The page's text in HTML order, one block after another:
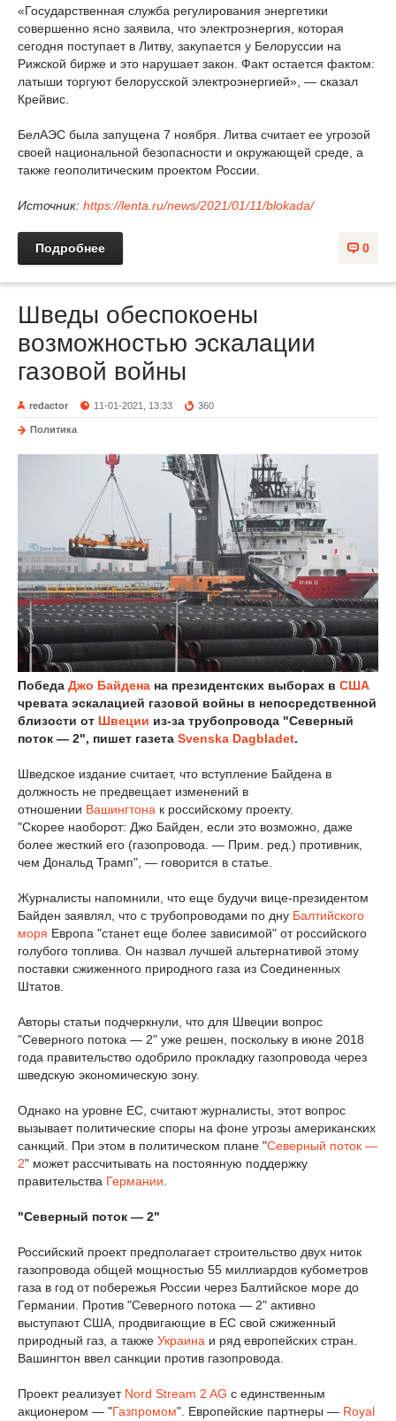
«Государственная служба регулирования энергетики
совершенно ясно заявила, что электроэнергия, которая
сегодня поступает в Литву, закупается у Белоруссии на
Рижской бирже и это нарушает закон. Факт остается фактом:
латыши торгуют белорусской электроэнергией», — сказал
Крейвис.
БелАЭС была запущена 7 ноября. Литва считает ее угрозой
своей национальной безопасности и окружающей среде, а
также геополитическим проектом России.
Источник: https://lenta.ru/news/2021/01/11/blokada/
0
Подробнее
Шведы обеспокоены
возможностью эскалации
газовой войны
redactor 11-01-2021, 13:33 360
Политика
Победа Джо Байдена на президентских выборах в США
чревата эскалацией газовой войны в непосредственной
близости от Швеции из-за трубопровода "Северный
поток — 2", пишет газета Svenska Dagbladet.
Шведское издание считает, что вступление Байдена в
должность не предвещает изменений в
отношении Вашингтона к российскому проекту.
"Скорее наоборот: Джо Байден, если это возможно, даже
более жесткий его (газопровода. — Прим. ред.) противник,
чем Дональд Трамп", — говорится в статье.
Журналисты напомнили, что еще будучи вице-президентом
Байден заявлял, что с трубопроводами по дну Балтийского
моря Европа "станет еще более зависимой" от российского
голубого топлива. Он назвал лучшей альтернативой этому
поставки сжиженного природного газа из Соединенных
Штатов.
Авторы статьи подчеркнули, что для Швеции вопрос
"Северного потока — 2" уже решен, поскольку в июне 2018
года правительство одобрило прокладку газопровода через
шведскую экономическую зону.
Однако на уровне ЕС, считают журналисты, этот вопрос
вызывает политические споры на фоне угрозы американских
санкций. При этом в политическом плане "Северный поток —
2" может рассчитывать на постоянную поддержку
правительства Германии
"Северный поток — 2"
Российский проект предполагает строительство двух ниток
газопровода общей мощностью 55 миллиардов кубометров
газа в год от побережья России через Балтийское море до
Германии. Против "Северного потока — 2" активно
выступают США, продвигающие в ЕС свой сжиженный
природный газ, а также Украина и ряд европейских стран.
Вашингтон ввел санкции против газопровода.
Проект реализует Nord Stream 2 AG с единственным
акционером — "Газпромом". Европейские партнеры — Royal